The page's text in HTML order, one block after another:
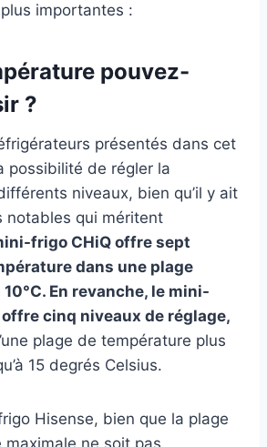
importantes :
pouvez-
?
présentés dans cet
possibilité de régler la
niveaux, bien qu’il y ait
notables qui méritent
frigo CHiQ offre sept
dans une plage
En revanche, le mini-
cinq niveaux de réglage,
plage de température plus
15 degrés Celsius.
Hisense, bien que la plage